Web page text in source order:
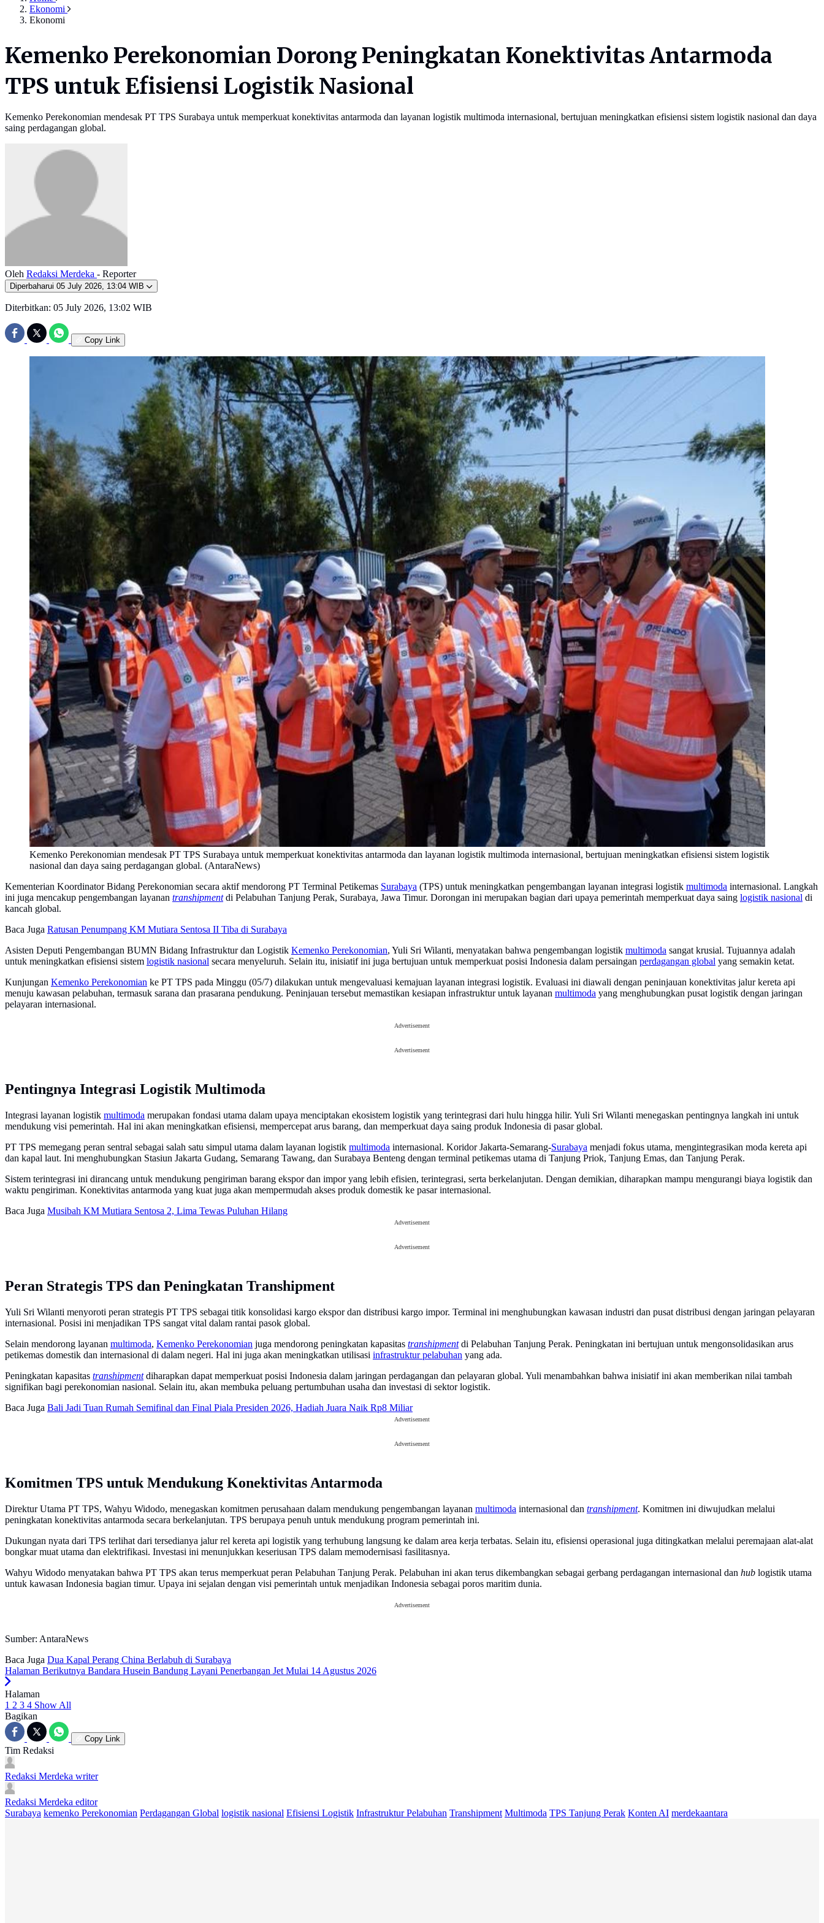
Ekonomi
Ekonomi
Kemenko Perekonomian Dorong Peningkatan Konektivitas Antarmoda
TPS untuk Efisiensi Logistik Nasional
Kemenko Perekonomian mendesak PT TPS Surabaya untuk memperkuat konektivitas antarmoda dan layanan logistik multimoda internasional, bertujuan meningkatkan efisiensi sistem logistik nasional dan daya
saing perdagangan global.
Oleh Redaksi Merdeka - Reporter
Diperbaharui 05 July 2026, 13:04 WIB
Diterbitkan: 05 July 2026, 13:02 WIB
Copy Link
Kemenko Perekonomian mendesak PT TPS Surabaya untuk memperkuat konektivitas antarmoda dan layanan logistik multimoda internasional, bertujuan meningkatkan efisiensi sistem logistik
nasional dan daya saing perdagangan global. (AntaraNews)
Kementerian Koordinator Bidang Perekonomian secara aktif mendorong PT Terminal Petikemas Surabaya (TPS) untuk meningkatkan pengembangan layanan integrasi logistik multimoda internasional. Langkah
ini juga mencakup pengembangan layanan transhipmentdi Pelabuhan Tanjung Perak, Surabaya, Jawa Timur. Dorongan ini merupakan bagian dari upaya pemerintah memperkuat daya saing logistik nasional di
kancah global.
Baca Juga Ratusan Penumpang KM Mutiara Sentosa II Tiba di Surabaya
Asisten Deputi Pengembangan BUMN Bidang Infrastruktur dan Logistik Kemenko Perekonomian, Yuli Sri Wilanti, menyatakan bahwa pengembangan logistik multimoda sangat krusial. Tujuannya adalah
untuk meningkatkan efisiensi sistem logistik nasional secara menyeluruh. Selain itu, inisiatif ini juga bertujuan untuk memperkuat posisi Indonesia dalam persaingan perdagangan global yang semakin ketat.
Kunjungan Kemenko Perekonomian ke PT TPS pada Minggu (05/7) dilakukan untuk mengevaluasi kemajuan layanan integrasi logistik. Evaluasi ini diawali dengan peninjauan konektivitas jalur kereta api
menuju kawasan pelabuhan, termasuk sarana dan prasarana pendukung. Peninjauan tersebut memastikan kesiapan infrastruktur untuk layanan multimoda yang menghubungkan pusat logistik dengan jaringan
pelayaran internasional.
Advertisement
Advertisement
Pentingnya Integrasi Logistik Multimoda
Integrasi layanan logistik multimoda merupakan fondasi utama dalam upaya menciptakan ekosistem logistik yang terintegrasi dari hulu hingga hilir. Yuli Sri Wilanti menegaskan pentingnya langkah ini untuk
mendukung visi pemerintah. Hal ini akan meningkatkan efisiensi, mempercepat arus barang, dan memperkuat daya saing produk Indonesia di pasar global.
PT TPS memegang peran sentral sebagai salah satu simpul utama dalam layanan logistik multimoda internasional. Koridor Jakarta-Semarang-Surabaya menjadi fokus utama, mengintegrasikan moda kereta api
dan kapal laut. Ini menghubungkan Stasiun Jakarta Gudang, Semarang Tawang, dan Surabaya Benteng dengan terminal petikemas utama di Tanjung Priok, Tanjung Emas, dan Tanjung Perak.
Sistem terintegrasi ini dirancang untuk mendukung pengiriman barang ekspor dan impor yang lebih efisien, terintegrasi, serta berkelanjutan. Dengan demikian, diharapkan mampu mengurangi biaya logistik dan
waktu pengiriman. Konektivitas antarmoda yang kuat juga akan mempermudah akses produk domestik ke pasar internasional.
Baca Juga Musibah KM Mutiara Sentosa 2, Lima Tewas Puluhan Hilang
Advertisement
Advertisement
Peran Strategis TPS dan Peningkatan Transhipment
Yuli Sri Wilanti menyoroti peran strategis PT TPS sebagai titik konsolidasi kargo ekspor dan distribusi kargo impor. Terminal ini menghubungkan kawasan industri dan pusat distribusi dengan jaringan pelayaran
internasional. Posisi ini menjadikan TPS sangat vital dalam rantai pasok global.
Selain mendorong layanan multimoda, Kemenko Perekonomian juga mendorong peningkatan kapasitas transhipmentdi Pelabuhan Tanjung Perak. Peningkatan ini bertujuan untuk mengonsolidasikan arus
petikemas domestik dan internasional di dalam negeri. Hal ini juga akan meningkatkan utilisasi infrastruktur pelabuhan yang ada.
Peningkatan kapasitas transhipmentdiharapkan dapat memperkuat posisi Indonesia dalam jaringan perdagangan dan pelayaran global. Yuli menambahkan bahwa inisiatif ini akan memberikan nilai tambah
signifikan bagi perekonomian nasional. Selain itu, akan membuka peluang pertumbuhan usaha dan investasi di sektor logistik.
Baca Juga Bali Jadi Tuan Rumah Semifinal dan Final Piala Presiden 2026, Hadiah Juara Naik Rp8 Miliar
Advertisement
Advertisement
Komitmen TPS untuk Mendukung Konektivitas Antarmoda
Direktur Utama PT TPS, Wahyu Widodo, menegaskan komitmen perusahaan dalam mendukung pengembangan layanan multimoda internasional dan transhipment. Komitmen ini diwujudkan melalui
peningkatan konektivitas antarmoda secara berkelanjutan. TPS berupaya penuh untuk mendukung program pemerintah ini.
Dukungan nyata dari TPS terlihat dari tersedianya jalur rel kereta api logistik yang terhubung langsung ke dalam area kerja terbatas. Selain itu, efisiensi operasional juga ditingkatkan melalui peremajaan alat-alat
bongkar muat utama dan elektrifikasi. Investasi ini menunjukkan keseriusan TPS dalam memodernisasi fasilitasnya.
Wahyu Widodo menyatakan bahwa PT TPS akan terus memperkuat peran Pelabuhan Tanjung Perak. Pelabuhan ini akan terus dikembangkan sebagai gerbang perdagangan internasional dan hub logistik utama
untuk kawasan Indonesia bagian timur. Upaya ini sejalan dengan visi pemerintah untuk menjadikan Indonesia sebagai poros maritim dunia.
Advertisement
Sumber: AntaraNews
Baca Juga Dua Kapal Perang China Berlabuh di Surabaya
Halaman Berikutnya Bandara Husein Bandung Layani Penerbangan Jet Mulai 14 Agustus 2026
Halaman
1 2 3 4 Show All
Bagikan
Copy Link
Tim Redaksi
Redaksi Merdeka writer
Redaksi Merdeka editor
Surabaya kemenko Perekonomian Perdagangan Global logistik nasional Efisiensi Logistik Infrastruktur Pelabuhan Transhipment Multimoda TPS Tanjung Perak Konten AI merdekaantara